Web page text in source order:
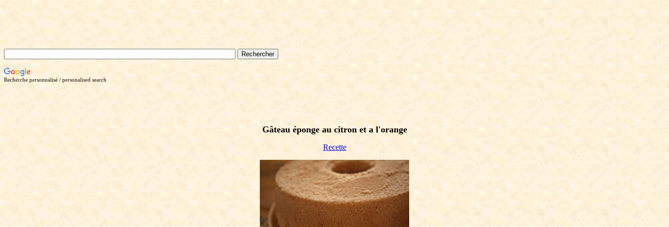
Recherche personnalisé / personalised search
Gâteau éponge au citron et a l'orange
Recette